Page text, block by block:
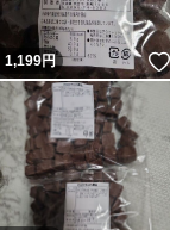
1,199円